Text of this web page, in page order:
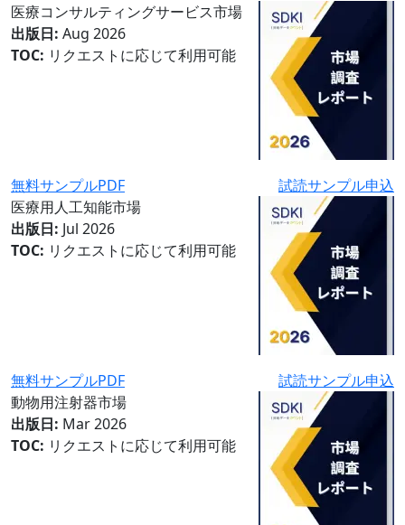
医療コンサルティングサービス市場
出版日: Aug 2026
TOC: リクエストに応じて利用可能
無料サンプルPDF
試読サンプル申込
医療用人工知能市場
出版日: Jul 2026
TOC: リクエストに応じて利用可能
無料サンプルPDF
試読サンプル申込
動物用注射器市場
出版日: Mar 2026
TOC: リクエストに応じて利用可能